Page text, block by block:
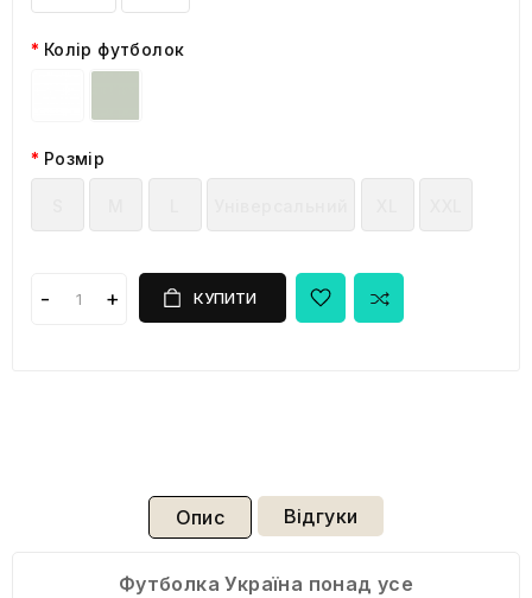
Колір футболок
Розмір
КУПИТИ
Опис Відгуки
Футболка Україна понад усе